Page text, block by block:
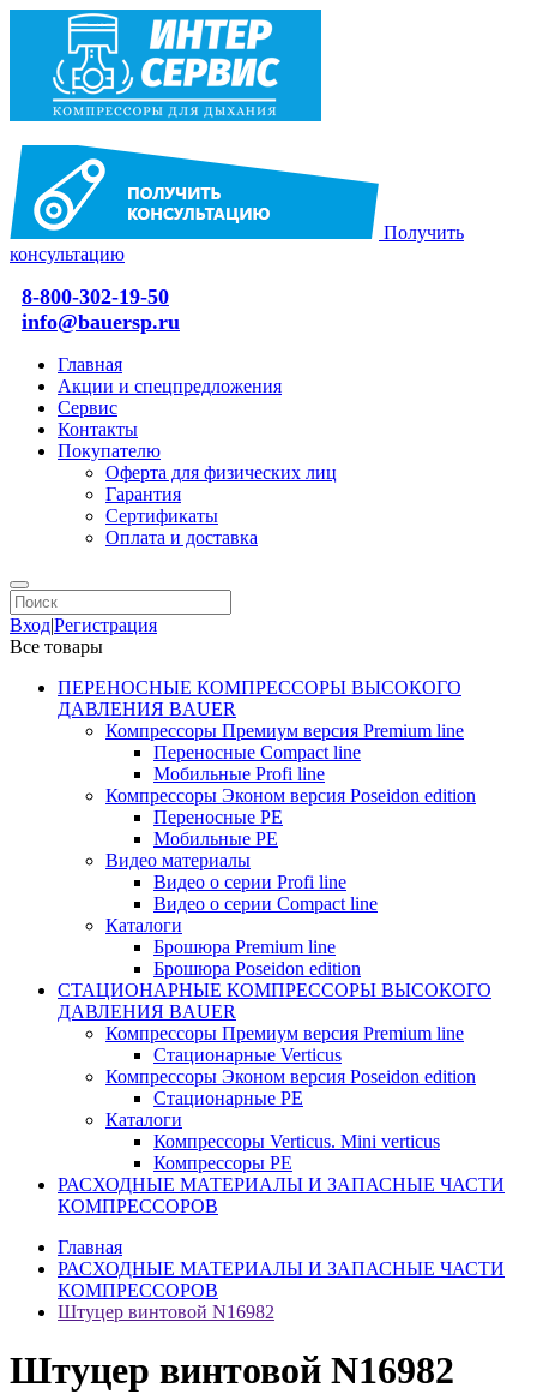
Получить
консультацию
8-800-302-19-50
info@bauersp.ru
Главная
Акции и спецпредложения
Сервис
Контакты
Покупателю
Оферта для физических лиц
Гарантия
Сертификаты
Оплата и доставка
Вход|Регистрация
Все товары
ПЕРЕНОСНЫЕ КОМПРЕССОРЫ ВЫСОКОГО
ДАВЛЕНИЯ BAUER
Компрессоры Премиум версия Premium line
Переносные Compact line
Мобильные Profi line
Компрессоры Эконом версия Poseidon edition
Переносные PE
Мобильные PE
Видео материалы
Видео о серии Profi line
Видео о серии Compact line
Каталоги
Брошюра Premium line
Брошюра Poseidon edition
СТАЦИОНАРНЫЕ КОМПРЕССОРЫ ВЫСОКОГО
ДАВЛЕНИЯ BAUER
Компрессоры Премиум версия Premium line
Стационарные Verticus
Компрессоры Эконом версия Poseidon edition
Стационарные PE
Каталоги
Компрессоры Verticus. Mini verticus
Компрессоры PE
РАСХОДНЫЕ МАТЕРИАЛЫ И ЗАПАСНЫЕ ЧАСТИ
КОМПРЕССОРОВ
Главная
РАСХОДНЫЕ МАТЕРИАЛЫ И ЗАПАСНЫЕ ЧАСТИ
КОМПРЕССОРОВ
Штуцер винтовой N16982
Штуцер винтовой N16982